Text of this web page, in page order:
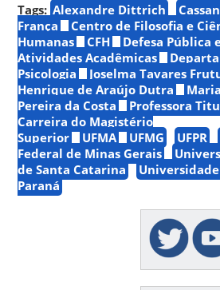
Tags: Alexandre Dittrich
França
Centro de Filosofia e
Humanas
CFH
Defesa Pública
Atividades Acadêmicas
Psicologia
Joselma Tavares
Henrique de Araújo Dutra
Pereira da Costa
Professora
Carreira do Magistério
Superior
UFMA UFMG UFPR
Federal de Minas Gerais
de Santa Catarina
Paraná